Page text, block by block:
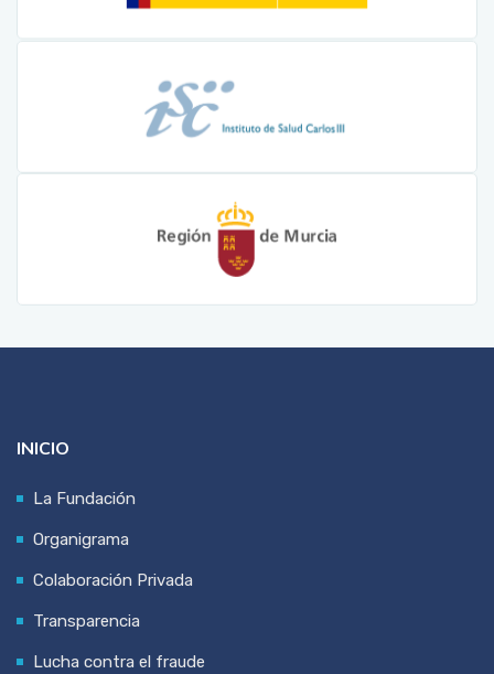
INICIO
La Fundación
Organigrama
Colaboración Privada
Transparencia
Lucha contra el fraude